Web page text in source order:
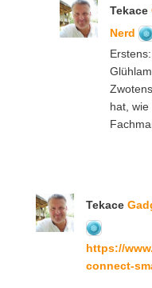
Tekace
Nerd
hat,
Tekace
https://
connect-